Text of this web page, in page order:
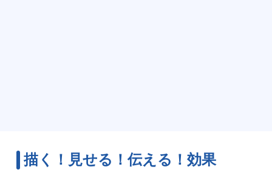
描く！見せる！伝える！効果